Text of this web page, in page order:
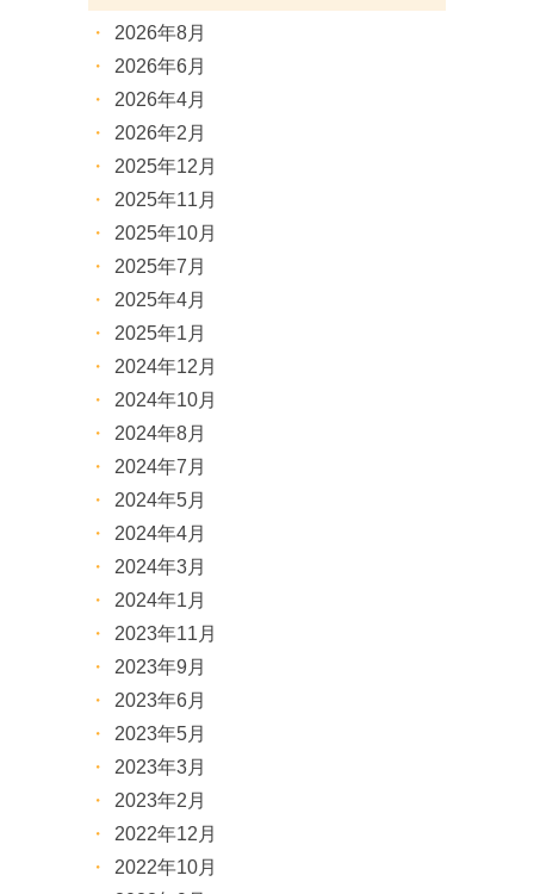
2026年8月
2026年6月
2026年4月
2026年2月
2025年12月
2025年11月
2025年10月
2025年7月
2025年4月
2025年1月
2024年12月
2024年10月
2024年8月
2024年7月
2024年5月
2024年4月
2024年3月
2024年1月
2023年11月
2023年9月
2023年6月
2023年5月
2023年3月
2023年2月
2022年12月
2022年10月